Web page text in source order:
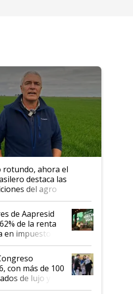
rotundo, ahora el
destaca las
del agro
invertir: "Los veo
de Aapresid
de la renta
impuestos:
que en
discutiendo
de hace 50
con más de 100
de lujo y